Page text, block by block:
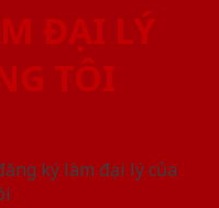
ĐẠI LÝ
TÔI
ký làm đại lý của